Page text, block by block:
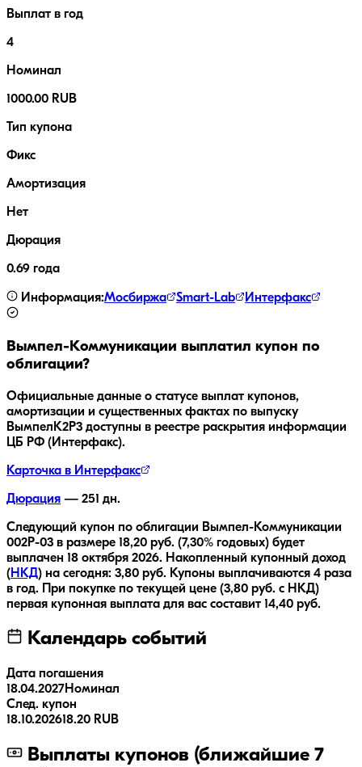
Выплат в год
4
Номинал
1000.00 RUB
Тип купона
Фикс
Амортизация
Нет
Дюрация
0.69 года
Информация:Мосбиржа Smart-Lab Интерфакс
Вымпел-Коммуникации выплатил купон по
облигации?
Официальные данные о статусе выплат купонов,
амортизации и существенных фактах по выпуску
ВымпелК2Р3 доступны в реестре раскрытия информации
ЦБ РФ (Интерфакс).
Карточка в Интерфакс
Дюрация — 251 дн.
Следующий купон по облигации Вымпел-Коммуникации
002Р-03 в размере 18,20 руб. (7,30% годовых) будет
выплачен 18 октября 2026. Накопленный купонный доход
(НКД) на сегодня: 3,80 руб. Купоны выплачиваются 4 раза
в год. При покупке по текущей цене (3,80 руб. с НКД)
первая купонная выплата для вас составит 14,40 руб.
Календарь событий
Дата погашения
18.04.2027Номинал
След. купон
18.10.202618.20 RUB
Выплаты купонов (ближайшие 7